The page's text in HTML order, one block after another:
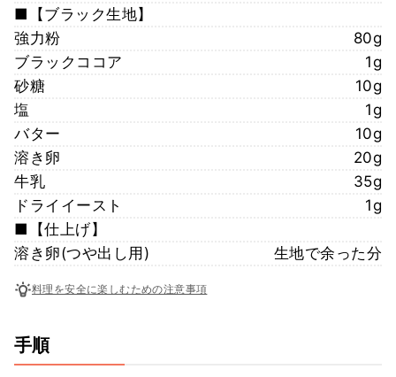
■【ブラック生地】
強力粉
80g
ブラックココア
1g
砂糖
10g
塩
1g
バター
10g
溶き卵
20g
牛乳
35g
ドライイースト
1g
■【仕上げ】
溶き卵(つや出し用)
生地で余った分
料理を安全に楽しむための注意事項
手順